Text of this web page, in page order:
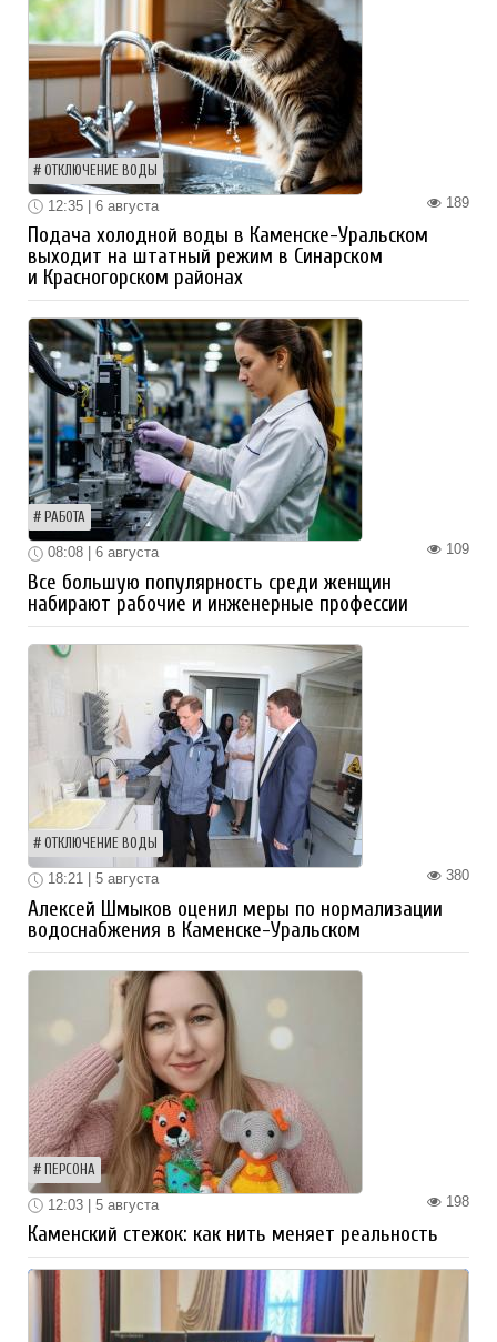
ОТКЛЮЧЕНИЕ ВОДЫ
189
12:35 | 6 августа
Подача холодной воды в Каменске-Уральском
выходит на штатный режим в Синарском
и Красногорском районах
РАБОТА
109
08:08 | 6 августа
Все большую популярность среди женщин
набирают рабочие и инженерные профессии
ОТКЛЮЧЕНИЕ ВОДЫ
380
18:21 | 5 августа
Алексей Шмыков оценил меры по нормализации
водоснабжения в Каменске-Уральском
ПЕРСОНА
198
12:03 | 5 августа
Каменский стежок: как нить меняет реальность